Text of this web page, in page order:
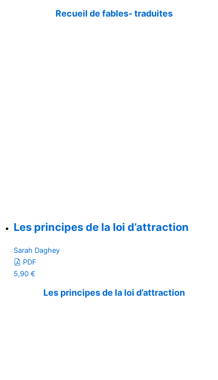
Recueil de fables- traduites
Les principes de la loi d’attraction
Sarah Daghey
PDF
5,90 €
Les principes de la loi d’attraction